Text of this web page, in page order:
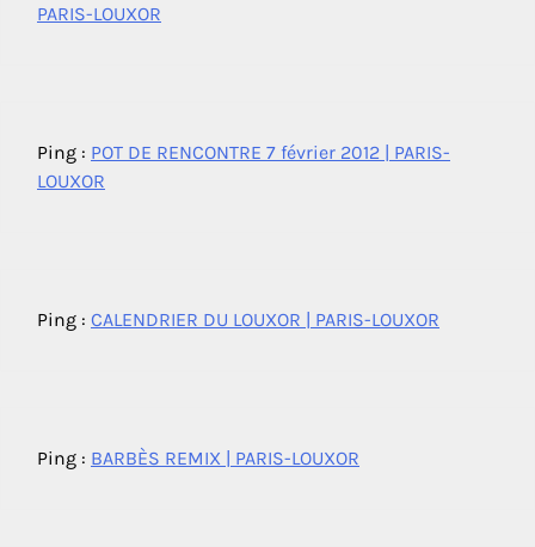
PARIS-LOUXOR
Ping : POT DE RENCONTRE 7 février 2012 | PARIS-
LOUXOR
Ping : CALENDRIER DU LOUXOR | PARIS-LOUXOR
Ping : BARBÈS REMIX | PARIS-LOUXOR